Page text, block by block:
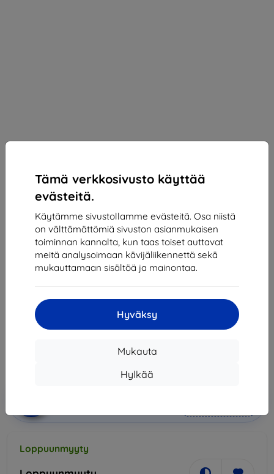
Tämä verkkosivusto käyttää
evästeitä.
Käytämme sivustollamme evästeitä. Osa niistä
on välttämättömiä sivuston asianmukaisen
toiminnan kannalta, kun taas toiset auttavat
meitä analysoimaan kävijäliikennettä sekä
mukauttamaan sisältöä ja mainontaa.
Hyväksy
Mukauta
Hylkää
Matkapuhelin Huawei P9 32 GB Dual SIM - Blue
lisävarusteista!
Loppuunmyyty